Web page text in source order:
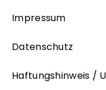
Impressum
Datenschutz
Haftungshinweis /